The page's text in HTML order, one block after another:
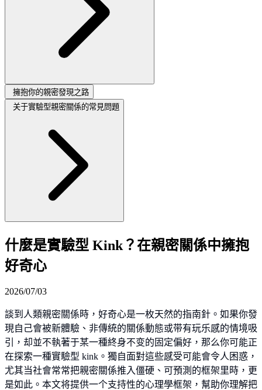
擁抱你的親密發現之路
关于實驗型親密關係的常見問題
什麼是實驗型 Kink？在親密關係中擁抱
好奇心
2026/07/03
談到人類親密關係時，好奇心是一枚天然的指南針。如果你發
現自己會被新體驗、非傳統的關係動態或带有玩乐感的情境吸
引，却並不執著于某一種終身不变的固定偏好，那么你可能正
在探索一種實驗型 kink。獨自面對這些感受可能會令人困惑，
尤其当社會常常把親密關係推入僵硬、可預測的框架里時，更
是如此。本文将提供一个支持性的心理學框架，幫助你理解把